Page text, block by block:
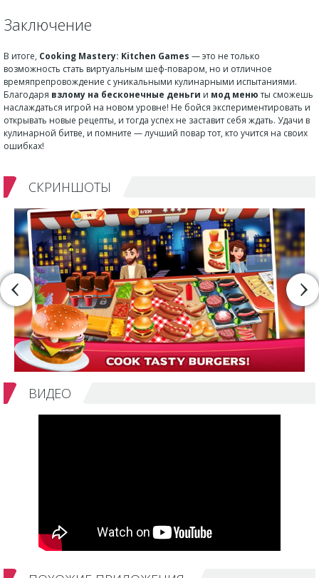
Заключение
В итоге, Cooking Mastery: Kitchen Games — это не только
возможность стать виртуальным шеф-поваром, но и отличное
времяпрепровождение с уникальными кулинарными испытаниями.
Благодаря взлому на бесконечные деньги и мод менюты сможешь
наслаждаться игрой на новом уровне! Не бойся экспериментировать и
открывать новые рецепты, и тогда успех не заставит себя ждать. Удачи в
кулинарной битве, и помните — лучший повар тот, кто учится на своих
ошибках!
СКРИНШОТЫ
ВИДЕО